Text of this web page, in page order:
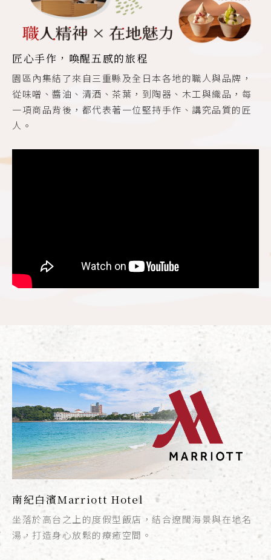
匠心手作，喚醒五感的旅程
園區內集結了來自三重縣及全日本各地的職人與品牌，
從味噌、醬油、清酒、茶葉，到陶器、木工與織品，每
一項商品背後，都代表著一位堅持手作、講究品質的匠
人。
南紀白濱Marriott Hotel
坐落於高台之上的度假型飯店，結合遼闊海景與在地名
湯，打造身心放鬆的療癒空間。